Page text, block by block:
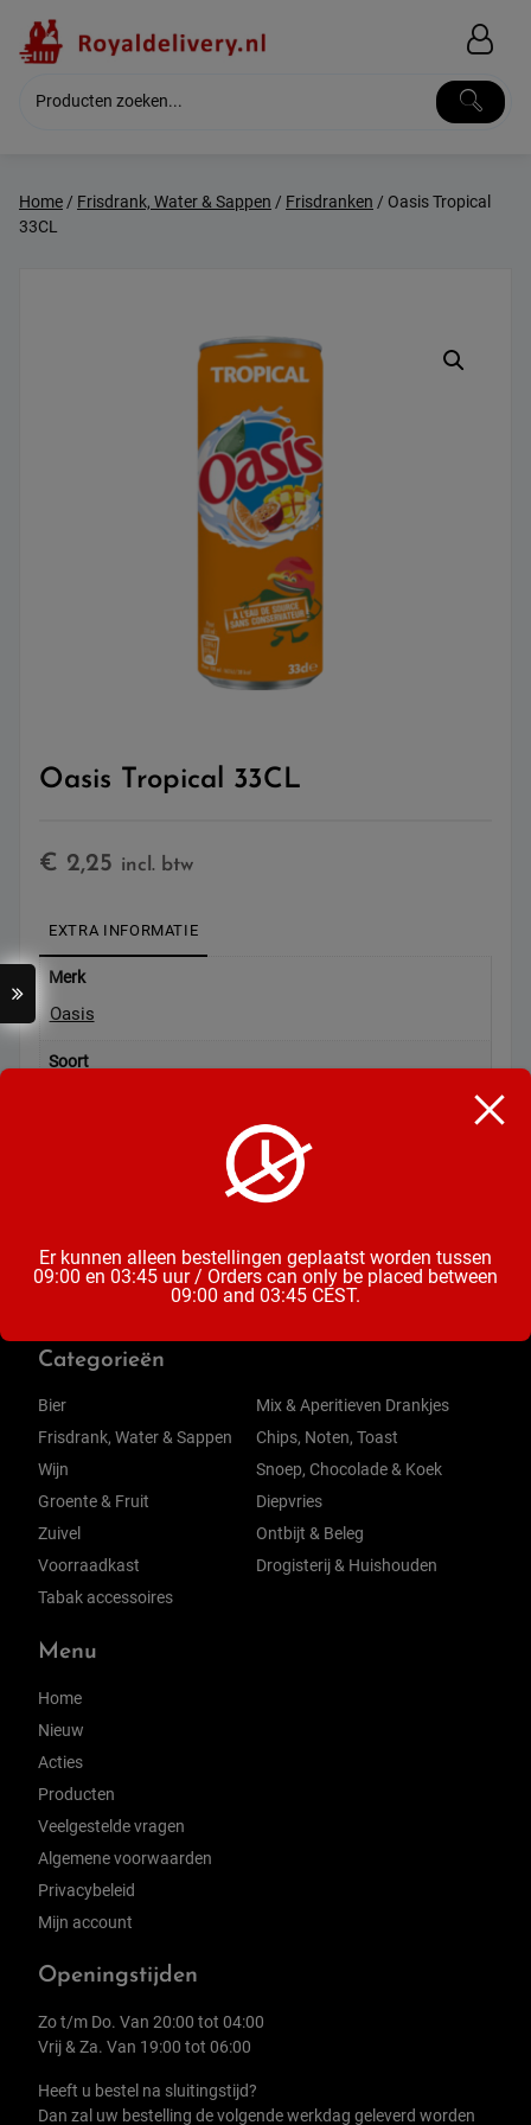
content
Home/ Frisdrank, Water & Sappen / Frisdranken / Oasis Tropical
33CL
Oasis Tropical 33CL
€ 2,25 incl. btw
EXTRA INFORMATIE
Merk
Oasis
Soort
Categorieën
Bier
Frisdrank, Water & Sappen
Wijn
Groente & Fruit
Zuivel
Voorraadkast
Tabak accessoires
Mix & Aperitieven Drankjes
Chips, Noten, Toast
Snoep, Chocolade & Koek
Diepvries
Ontbijt & Beleg
Drogisterij & Huishouden
Menu
Home
Nieuw
Acties
Producten
Veelgestelde vragen
Algemene voorwaarden
Privacybeleid
Mijn account
Openingstijden
Zo t/m Do. Van 20:00 tot 04:00
Vrij & Za. Van 19:00 tot 06:00
Heeft u bestel na sluitingstijd?
Dan zal uw bestelling de volgende werkdag geleverd worden
Er kunnen alleen bestellingen geplaatst worden tussen
09:00 en 03:45 uur / Orders can only be placed between
09:00 and 03:45 CEST.